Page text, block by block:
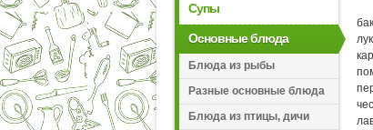
Супы
Основные блюда
Блюда из рыбы
Разные основные блюда
Блюда из птицы, дичи